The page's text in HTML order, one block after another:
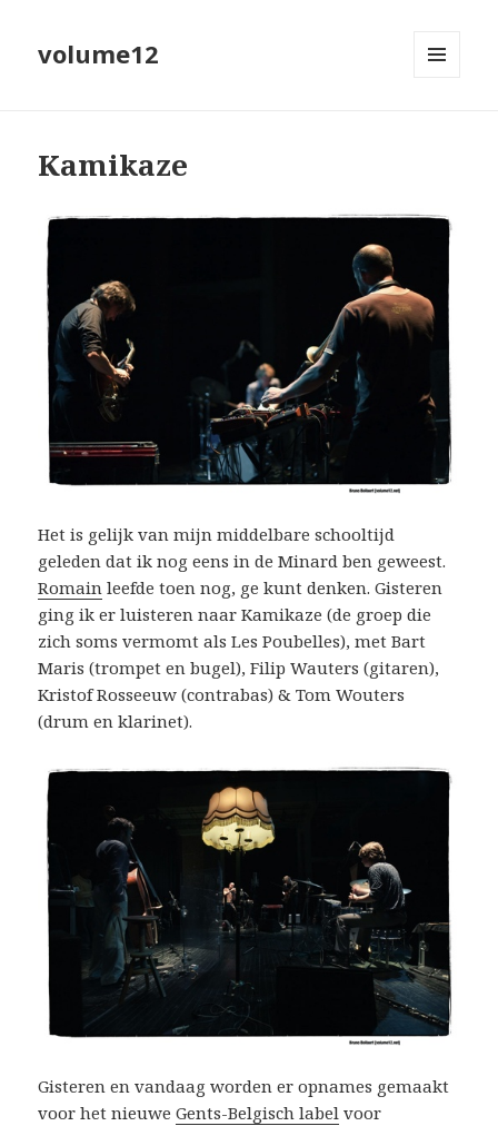
volume12
Kamikaze
Het is gelijk van mijn middelbare schooltijd
geleden dat ik nog eens in de Minard ben geweest.
Romain leefde toen nog, ge kunt denken. Gisteren
ging ik er luisteren naar Kamikaze (de groep die
zich soms vermomt als Les Poubelles), met Bart
Maris (trompet en bugel), Filip Wauters (gitaren),
Kristof Rosseeuw (contrabas) & Tom Wouters
(drum en klarinet).
Gisteren en vandaag worden er opnames gemaakt
voor het nieuweGents-Belgisch label voor